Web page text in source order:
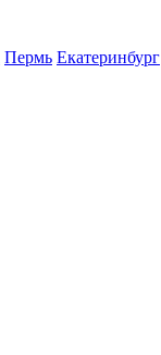
Пермь Екатеринбург